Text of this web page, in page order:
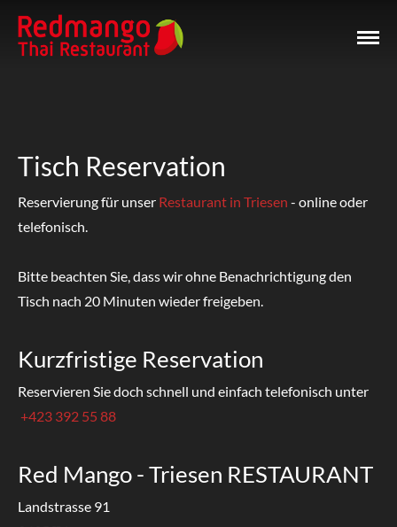
Tisch Reservation
Reservierung für unser Restaurant in Triesen - online oder
telefonisch.
Bitte beachten Sie, dass wir ohne Benachrichtigung den
Tisch nach 20 Minuten wieder freigeben.
Kurzfristige Reservation
Reservieren Sie doch schnell und einfach telefonisch unter
+423 392 55 88
Red Mango - Triesen RESTAURANT
Landstrasse 91